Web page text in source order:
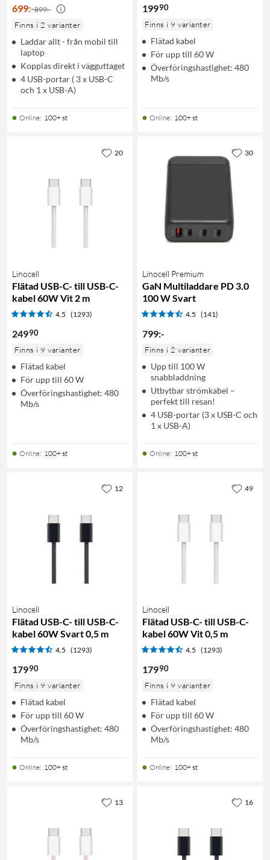
699:-899:-
Finns i 2 varianter
Laddar allt - från mobil till
laptop
Kopplas direkt i vägguttaget
4 USB-portar ( 3 x USB-C
och 1 x USB-A)
Online: 100+ st
19990
Finns i 9 varianter
Flätad kabel
För upp till 60 W
Överföringshastighet: 480
Mb/s
Online: 100+ st
Linocell
Flätad USB-C- till USB-C-
kabel 60W Vit 2 m
4.5 (1293)
24990
Finns i 9 varianter
Flätad kabel
För upp till 60 W
Överföringshastighet: 480
Mb/s
Online: 100+ st
20
Linocell Premium
GaN Multiladdare PD 3.0
100 W Svart
4.5 (141)
799:-
Finns i 2 varianter
Upp till 100 W
snabbladdning
Utbytbar strömkabel –
perfekt till resan!
4 USB-portar (3 x USB-C och
1 x USB-A)
Online: 100+ st
30
Linocell
Flätad USB-C- till USB-C-
kabel 60W Svart 0,5 m
4.5 (1293)
17990
Finns i 9 varianter
Flätad kabel
För upp till 60 W
Överföringshastighet: 480
Mb/s
Online: 100+ st
12
Linocell
Flätad USB-C- till USB-C-
kabel 60W Vit 0,5 m
4.5 (1293)
17990
Finns i 9 varianter
Flätad kabel
För upp till 60 W
Överföringshastighet: 480
Mb/s
Online: 100+ st
49
13 16